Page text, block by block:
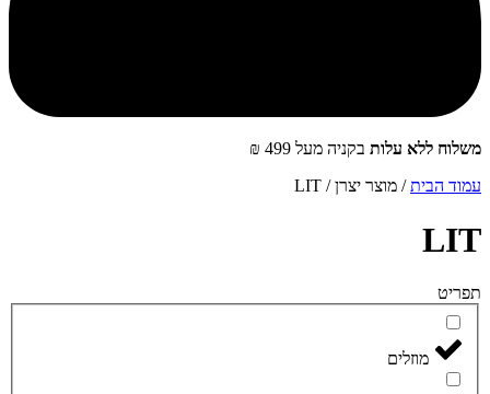
ללא עלותבקניה מעל 499 ₪
הבית/ מוצר יצרן / LIT
מוזלים